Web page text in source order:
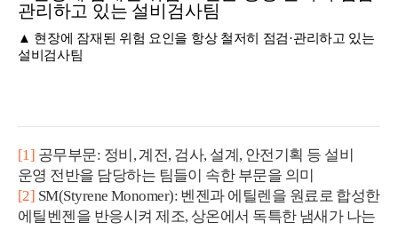
▲ 현장에 잠재된 위험 요인을 항상 철저히 점검·관리하고 있는
설비검사팀
[1] 공무부문: 정비, 계전, 검사, 설계, 안전기획 등 설비
운영 전반을 담당하는 팀들이 속한 부문을 의미
[2] SM(Styrene Monomer): 벤젠과 에틸렌을 원료로 합성한
에틸벤젠을 반응시켜 제조, 상온에서 독특한 냄새가 나는